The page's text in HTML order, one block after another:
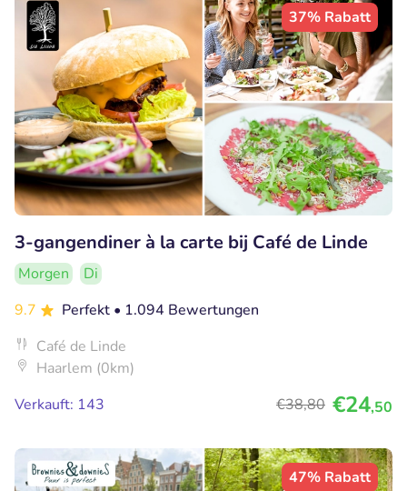
37% Rabatt
3-gangendiner à la carte bij Café de Linde
Morgen
Di
9.7
Perfekt • 1.094 Bewertungen
Café de Linde
Haarlem (0km)
Verkauft: 143
€38,80 €24,50
47% Rabatt